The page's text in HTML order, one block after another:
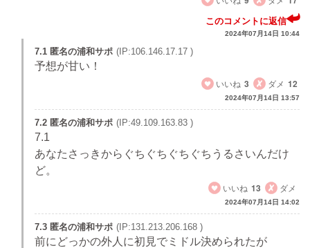
このコメントに返信
2024年07月14日 10:44
7.1 匿名の浦和サポ (IP:106.146.17.17 )
予想が甘い！
いいね 3 ダメ 12
2024年07月14日 13:57
7.2 匿名の浦和サポ (IP:49.109.163.83 )
7.1
あなたさっきからぐちぐちぐちぐちうるさいんだけ
ど。
いいね 13 ダメ
2024年07月14日 14:02
7.3 匿名の浦和サポ (IP:131.213.206.168 )
前にどっかの外人に初見でミドル決められたが